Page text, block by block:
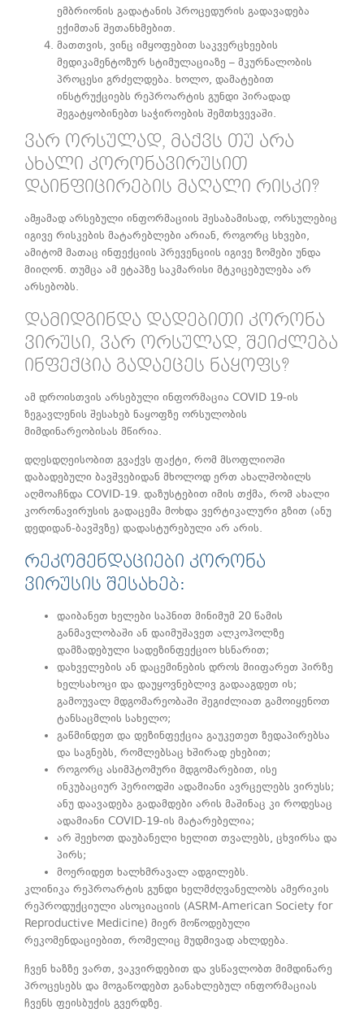
ემბრიონის გადატანის პროცედურის გადავადება
ექიმთან შეთანხმებით.
მათთვის, ვინც იმყოფებით საკვერცხეების
მედიკამენტოზურ სტიმულაციაზე – მკურნალობის
პროცესი გრძელდება. ხოლო, დამატებით
ინსტრუქციებს რეპროარტის გუნდი პირადად
შეგატყობინებთ საჭიროების შემთხვევაში.
ᲕᲐᲠ ᲝᲠᲡᲣᲚᲐᲓ, ᲛᲐᲥᲕᲡ ᲗᲣ ᲐᲠᲐ
ᲐᲮᲐᲚᲘ ᲙᲝᲠᲝᲜᲐᲕᲘᲠᲣᲡᲘᲗ
ᲓᲐᲘᲜᲤᲘᲪᲘᲠᲔᲑᲘᲡ ᲛᲐᲦᲐᲚᲘ ᲠᲘᲡᲙᲘ?
ამჟამად არსებული ინფორმაციის შესაბამისად, ორსულებიც
იგივე რისკების მატარებლები არიან, როგორც სხვები,
ამიტომ მათაც ინფექციის პრევენციის იგივე ზომები უნდა
მიიღონ. თუმცა ამ ეტაპზე საკმარისი მტკიცებულება არ
არსებობს.
ᲓᲐᲛᲘᲓᲒᲘᲜᲓᲐ ᲓᲐᲓᲔᲑᲘᲗᲘ ᲙᲝᲠᲝᲜᲐ
ᲕᲘᲠᲣᲡᲘ, ᲕᲐᲠ ᲝᲠᲡᲣᲚᲐᲓ, ᲨᲔᲘᲫᲚᲔᲑᲐ
ᲘᲜᲤᲔᲥᲪᲘᲐ ᲒᲐᲓᲐᲔᲪᲔᲡ ᲜᲐᲧᲝᲤᲡ?
ამ დროისთვის არსებული ინფორმაცია COVID 19-ის
ზეგავლენის შესახებ ნაყოფზე ორსულობის
მიმდინარეობისას მწირია.
დღესდღეისობით გვაქვს ფაქტი, რომ მსოფლიოში
დაბადებული ბავშვებიდან მხოლოდ ერთ ახალშობილს
აღმოაჩნდა COVID-19. დაზუსტებით იმის თქმა, რომ ახალი
კორონავირუსის გადაცემა მოხდა ვერტიკალური გზით (ანუ
დედიდან-ბავშვზე) დადასტურებული არ არის.
ᲠᲔᲙᲝᲛᲔᲜᲓᲐᲪᲘᲔᲑᲘ ᲙᲝᲠᲝᲜᲐ
ᲕᲘᲠᲣᲡᲘᲡ ᲨᲔᲡᲐᲮᲔᲑ:
დაიბანეთ ხელები საპნით მინიმუმ 20 წამის
განმავლობაში ან დაიმუშავეთ ალკოჰოლზე
დამზადებული სადეზინფექციო ხსნარით;
დახველების ან დაცემინების დროს მიიფარეთ პირზე
ხელსახოცი და დაუყოვნებლივ გადააგდეთ ის;
გამოუვალ მდგომარეობაში შეგიძლიათ გამოიყენოთ
ტანსაცმლის სახელო;
გაწმინდეთ და დეზინფექცია გაუკეთეთ ზედაპირებსა
და საგნებს, რომლებსაც ხშირად ეხებით;
როგორც ასიმპტომური მდგომარებით, ისე
ინკუბაციურ პერიოდში ადამიანი ავრცელებს ვირუსს;
ანუ დაავადება გადამდები არის მაშინაც კი როდესაც
ადამიანი COVID-19-ის მატარებელია;
არ შეეხოთ დაუბანელი ხელით თვალებს, ცხვირსა და
პირს;
მოერიდეთ ხალხმრავალ ადგილებს.
კლინიკა რეპროარტის გუნდი ხელმძღვანელობს ამერიკის
რეპროდუქციული ასოციაციის (ASRM-American Society for
Reproductive Medicine) მიერ მოწოდებული
რეკომენდაციებით, რომელიც მუდმივად ახლდება.
ჩვენ ხაზზე ვართ, ვაკვირდებით და ვსწავლობთ მიმდინარე
პროცესებს და მოგაწოდებთ განახლებულ ინფორმაციას
ჩვენს ფეისბუქის გვერდზე.